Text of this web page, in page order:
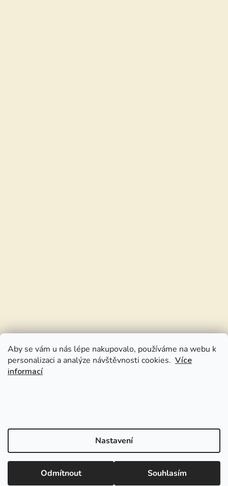
Aby se vám u nás lépe nakupovalo, používáme na webu k
personalizaci a analýze návštěvnosti cookies. Více
informací
Nastavení
Odmítnout Souhlasím